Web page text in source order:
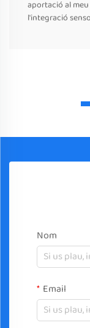
aportació al
l'integració
Nom
Email